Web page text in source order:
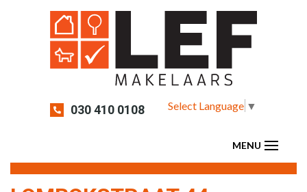
030 410 0108 Select Language ▼